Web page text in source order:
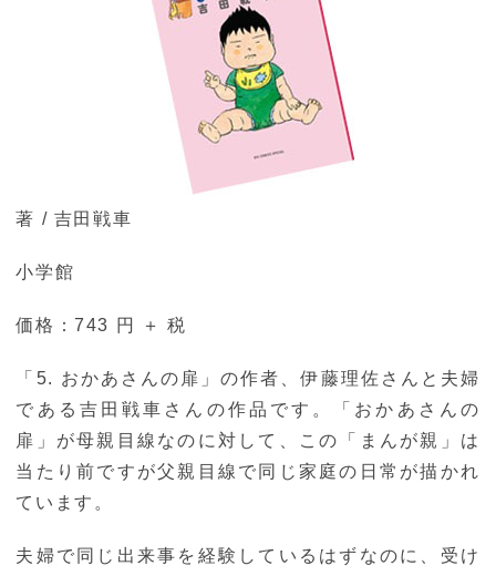
著 / 吉田戦車
小学館
価格：743 円 ＋ 税
「5. おかあさんの扉」の作者、伊藤理佐さんと夫婦
である吉田戦車さんの作品です。「おかあさんの
扉」が母親目線なのに対して、この「まんが親」は
当たり前ですが父親目線で同じ家庭の日常が描かれ
ています。
夫婦で同じ出来事を経験しているはずなのに、受け